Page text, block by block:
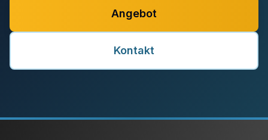
Angebot
Kontakt